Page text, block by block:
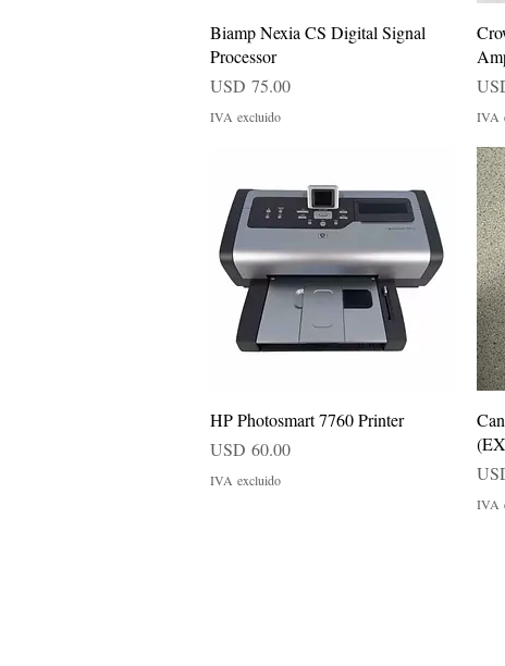
Vista rápida
Biamp Nexia CS Digital Signal
Processor
Precio
USD 75.00
IVA excluido IVA
Vista rápida
HP Photosmart 7760 Printer
Precio
USD 60.00
IVA excluido
IVA